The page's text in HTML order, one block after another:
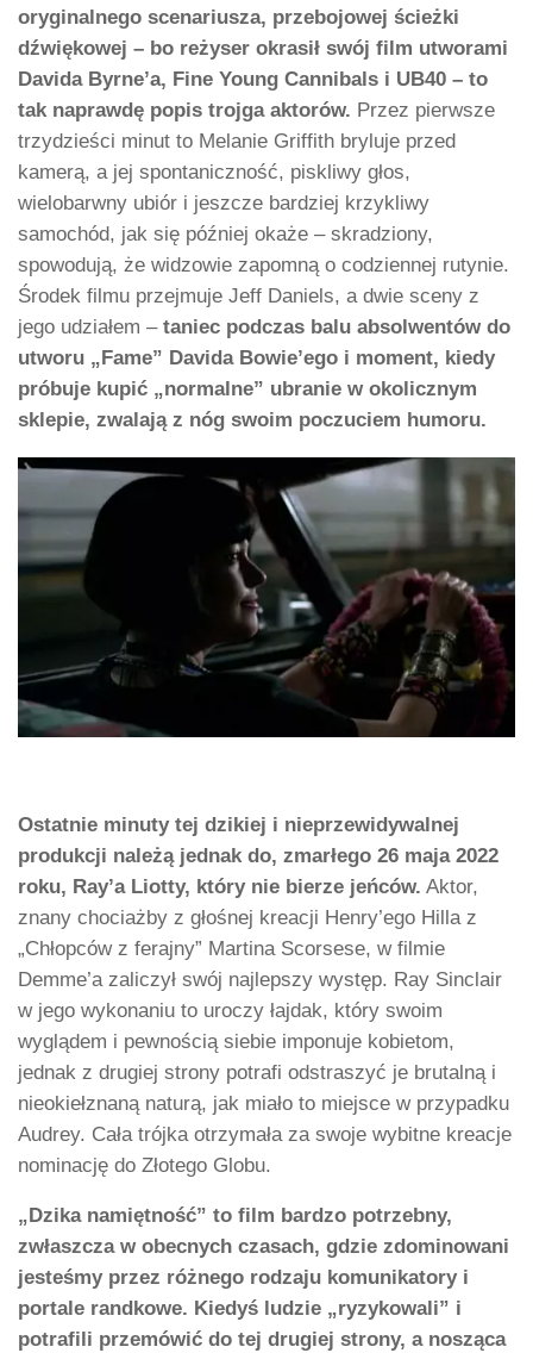
oryginalnego scenariusza, przebojowej ścieżki
dźwiękowej – bo reżyser okrasił swój film utworami
Davida Byrne’a, Fine Young Cannibals i UB40 – to
tak naprawdę popis trojga aktorów. Przez pierwsze
trzydzieści minut to Melanie Griffith bryluje przed
kamerą, a jej spontaniczność, piskliwy głos,
wielobarwny ubiór i jeszcze bardziej krzykliwy
samochód, jak się później okaże – skradziony,
spowodują, że widzowie zapomną o codziennej rutynie.
Środek filmu przejmuje Jeff Daniels, a dwie sceny z
jego udziałem – taniec podczas balu absolwentów do
utworu „Fame” Davida Bowie’ego i moment, kiedy
próbuje kupić „normalne” ubranie w okolicznym
sklepie, zwalają z nóg swoim poczuciem humoru.
Ostatnie minuty tej dzikiej i nieprzewidywalnej
produkcji należą jednak do, zmarłego 26 maja 2022
roku, Ray’a Liotty, który nie bierze jeńców. Aktor,
znany chociażby z głośnej kreacji Henry’ego Hilla z
„Chłopców z ferajny” Martina Scorsese, w filmie
Demme’a zaliczył swój najlepszy występ. Ray Sinclair
w jego wykonaniu to uroczy łajdak, który swoim
wyglądem i pewnością siebie imponuje kobietom,
jednak z drugiej strony potrafi odstraszyć je brutalną i
nieokiełznaną naturą, jak miało to miejsce w przypadku
Audrey. Cała trójka otrzymała za swoje wybitne kreacje
nominację do Złotego Globu.
„Dzika namiętność” to film bardzo potrzebny,
zwłaszcza w obecnych czasach, gdzie zdominowani
jesteśmy przez różnego rodzaju komunikatory i
portale randkowe. Kiedyś ludzie „ryzykowali” i
potrafili przemówić do tej drugiej strony, a nosząca